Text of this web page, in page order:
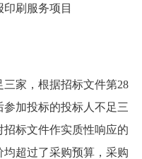
刷服务项目
家，根据招标文件第28
参加投标的投标人不足三
标文件作实质性响应的
超过了采购预算，采购